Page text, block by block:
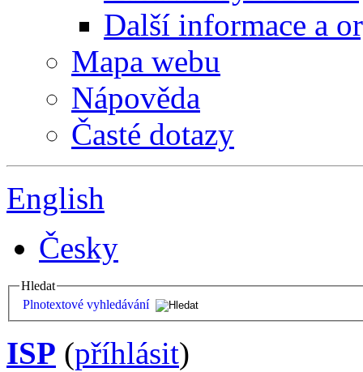
Další informace a
Mapa webu
Nápověda
Časté dotazy
English
Česky
Hledat
Plnotextové vyhledávání
ISP (příhlásit)